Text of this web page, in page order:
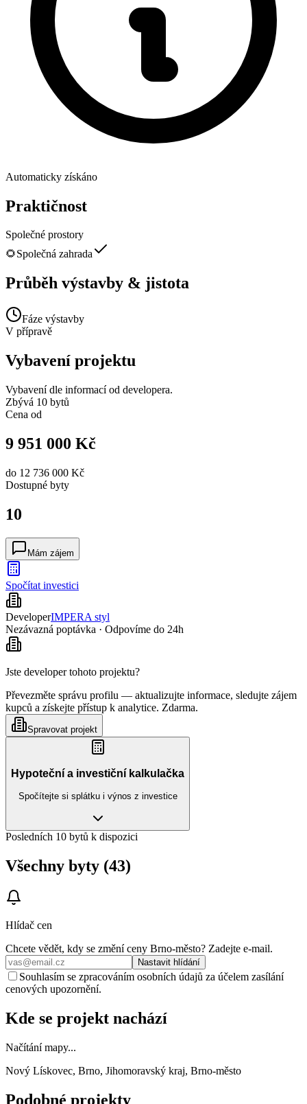
Automaticky získáno
Praktičnost
Společné prostory
🌻Společná zahrada
Průběh výstavby & jistota
Fáze výstavby
V přípravě
Vybavení projektu
Vybavení dle informací od developera.
Zbývá 10 bytů
Cena od
9 951 000 Kč
do 12 736 000 Kč
Dostupné byty
10
Mám zájem
Spočítat investici
DeveloperIMPERA styl
Nezávazná poptávka · Odpovíme do 24h
Jste developer tohoto projektu?
Převezměte správu profilu — aktualizujte informace, sledujte zájem
kupců a získejte přístup k analytice. Zdarma.
Spravovat projekt
Hypoteční a investiční kalkulačka
Spočítejte si splátku i výnos z investice
Posledních 10 bytů k dispozici
Všechny byty (43)
Hlídač cen
Chcete vědět, kdy se změní ceny Brno-město? Zadejte e‑mail.
Nastavit hlídání
Souhlasím se zpracováním osobních údajů za účelem zasílání
cenových upozornění.
Kde se projekt nachází
Načítání mapy...
Nový Lískovec, Brno, Jihomoravský kraj, Brno-město
Podobné projekty